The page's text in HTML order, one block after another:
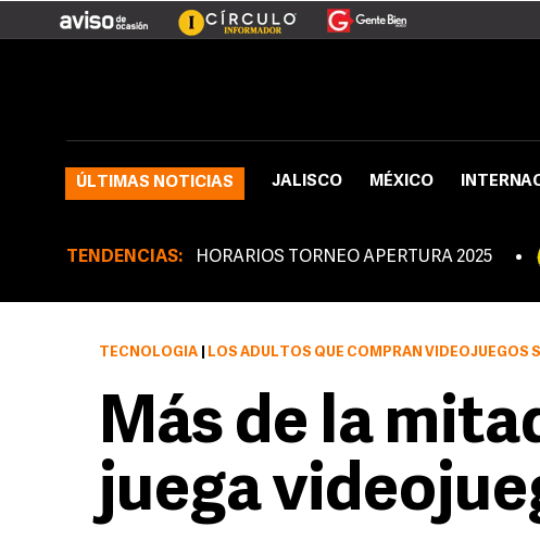
ÚLTIMAS NOTICIAS JALISCO MÉXICO
TENDENCIAS: HORARIOS TORNEO APERTURA 2025
TECNOLOGÍA LOS ADULTOS QUE COMPRAN VIDEOJUEGOS
Más de la
juega